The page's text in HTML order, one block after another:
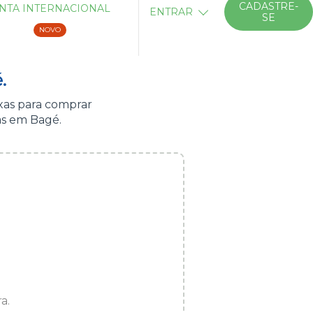
INTERNACIONAL
NOVO
ENTRAR
CADASTRE-
SE
para comprar
em Bagé.